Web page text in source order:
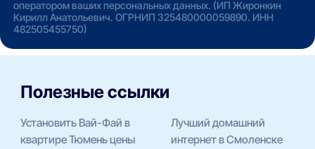
оператором ваших персональных данных. (ИП Жиронкин
Кирилл Анатольевич. ОГРНИП 325480000059890. ИНН
482505455750)
Полезные ссылки
Установить Вай-Фай в
квартире Тюмень цены
Лучший домашний
интернет в Смоленске